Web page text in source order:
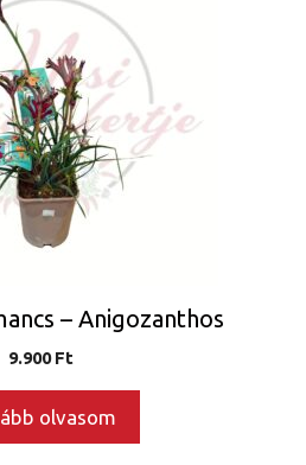
– Anigozanthos
9.900Ft
olvasom